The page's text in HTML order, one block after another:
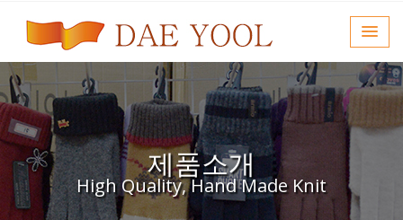
제품소개
High Quality, Hand Made Knit